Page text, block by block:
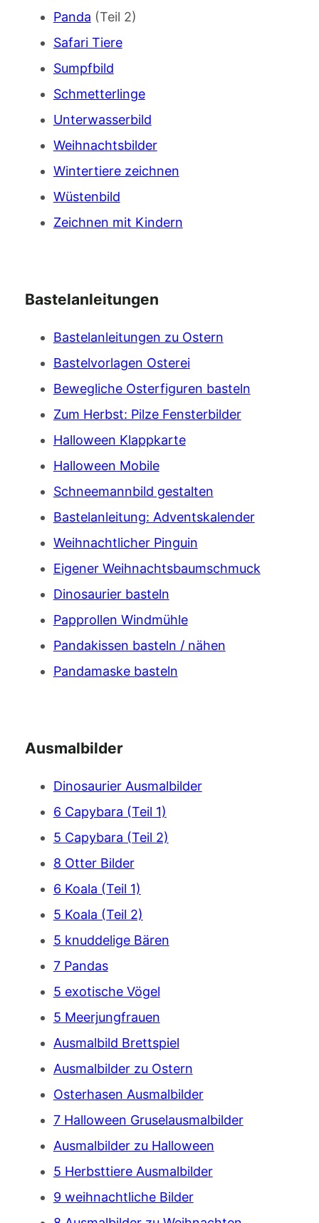
Panda (Teil 2)
Safari Tiere
Sumpfbild
Schmetterlinge
Unterwasserbild
Weihnachtsbilder
Wintertiere zeichnen
Wüstenbild
Zeichnen mit Kindern
Bastelanleitungen
Bastelanleitungen zu Ostern
Bastelvorlagen Osterei
Bewegliche Osterfiguren basteln
Zum Herbst: Pilze Fensterbilder
Halloween Klappkarte
Halloween Mobile
Schneemannbild gestalten
Bastelanleitung: Adventskalender
Weihnachtlicher Pinguin
Eigener Weihnachtsbaumschmuck
Dinosaurier basteln
Papprollen Windmühle
Pandakissen basteln / nähen
Pandamaske basteln
Ausmalbilder
Dinosaurier Ausmalbilder
6 Capybara (Teil 1)
5 Capybara (Teil 2)
8 Otter Bilder
6 Koala (Teil 1)
5 Koala (Teil 2)
5 knuddelige Bären
7 Pandas
5 exotische Vögel
5 Meerjungfrauen
Ausmalbild Brettspiel
Ausmalbilder zu Ostern
Osterhasen Ausmalbilder
7 Halloween Gruselausmalbilder
Ausmalbilder zu Halloween
5 Herbsttiere Ausmalbilder
9 weihnachtliche Bilder